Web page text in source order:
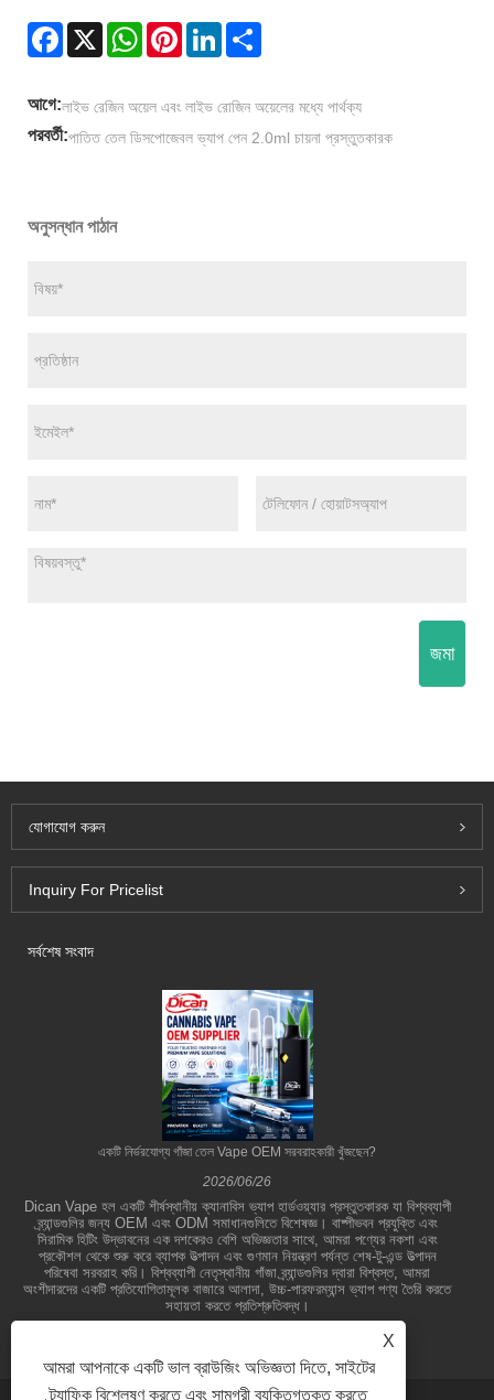
Facebook
X WhatsAppPinterestLinkedIn
আগে:লাইভ রেজিন অয়েল এবং লাইভ রোজিন অয়েলের মধ্যে পার্থক্য
পরবর্তী:পাতিত তেল ডিসপোজেবল ভ্যাপ পেন 2.0ml চায়না প্রস্তুতকারক
অনুসন্ধান পাঠান
জমা
যোগাযোগ করুন
Inquiry For Pricelist
সর্বশেষ সংবাদ
একটি নির্ভরযোগ্য গাঁজা তেল Vape OEM সরবরাহকারী খুঁজছেন?
2026/06/26
Dican Vape হল একটি শীর্ষস্থানীয় ক্যানাবিস ভ্যাপ হার্ডওয়্যার প্রস্তুতকারক যা বিশ্বব্যাপী
ব্র্যান্ডগুলির জন্য OEM এবং ODM সমাধানগুলিতে বিশেষজ্ঞ। বাষ্পীভবন প্রযুক্তি এবং
সিরামিক হিটিং উদ্ভাবনের এক দশকেরও বেশি অভিজ্ঞতার সাথে, আমরা পণ্যের নকশা এবং
প্রকৌশল থেকে শুরু করে ব্যাপক উত্পাদন এবং গুণমান নিয়ন্ত্রণ পর্যন্ত শেষ-টু-এন্ড উত্পাদন
পরিষেবা সরবরাহ করি। বিশ্বব্যাপী নেতৃস্থানীয় গাঁজা ব্র্যান্ডগুলির দ্বারা বিশ্বস্ত, আমরা
অংশীদারদের একটি প্রতিযোগিতামূলক বাজারে আলাদা, উচ্চ-পারফরম্যান্স ভ্যাপ পণ্য তৈরি করতে
সহায়তা করতে প্রতিশ্রুতিবদ্ধ।
X
আমরা আপনাকে একটি ভাল ব্রাউজিং অভিজ্ঞতা দিতে, সাইটের
ট্র্যাফিক বিশ্লেষণ করতে এবং সামগ্রী ব্যক্তিগতকৃত করতে